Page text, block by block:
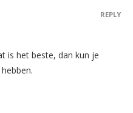
is het beste, dan kun je
REPLY